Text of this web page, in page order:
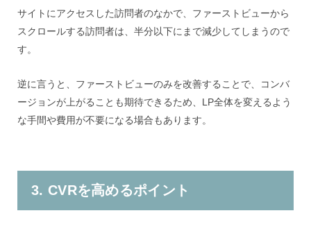
サイトにアクセスした訪問者のなかで、ファーストビューから
スクロールする訪問者は、半分以下にまで減少してしまうので
す。
逆に言うと、ファーストビューのみを改善することで、コンバ
ージョンが上がることも期待できるため、LP全体を変えるよう
な手間や費用が不要になる場合もあります。
3. CVRを高めるポイント